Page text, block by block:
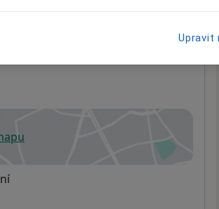
v nové záložce
Upravit